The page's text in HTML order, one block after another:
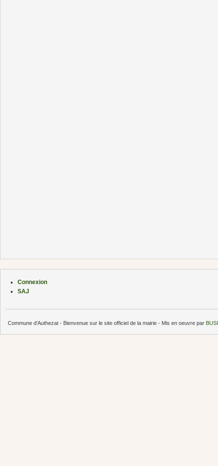
Connexion
SAJ
Commune d'Authezat - Bienvenue sur le site officiel de la mairie - Mis en oeuvre par